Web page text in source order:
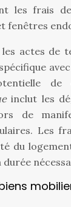
les frais
fenêtres
actes de
de
inclut les
de
Les
du